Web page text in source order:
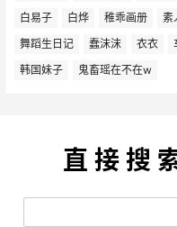
白易子
白烨 稚乖画册 素
舞蹈生日记
蠢沫沫 衣衣
韩国妹子
鬼畜瑶在不在w
直 接 搜